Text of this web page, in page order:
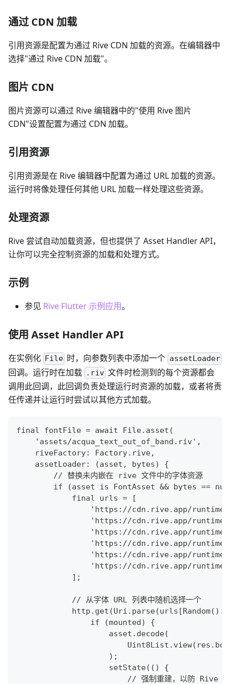
通过 CDN 加载
引用资源是配置为通过 Rive CDN 加载的资源。在编辑器中
选择"通过 Rive CDN 加载"。
图片 CDN
图片资源可以通过 Rive 编辑器中的"使用 Rive 图片
CDN"设置配置为通过 CDN 加载。
引用资源
引用资源是在 Rive 编辑器中配置为通过 URL 加载的资源。
运行时将像处理任何其他 URL 加载一样处理这些资源。
处理资源
Rive 尝试自动加载资源，但也提供了 Asset Handler API，
让你可以完全控制资源的加载和处理方式。
示例
参见 Rive Flutter 示例应用。
使用 Asset Handler API
在实例化 File 时，向参数列表中添加一个 assetLoader
回调。运行时在加载 .riv 文件时检测到的每个资源都会
调用此回调，此回调负责处理运行时资源的加载，或者将责
任传递并让运行时尝试以其他方式加载。
final fontFile = await File.asset(
    'assets/acqua_text_out_of_band.riv',
    riveFactory: Factory.rive,
    assetLoader: (asset, bytes) {
        // 替换未内嵌在 rive 文件中的字体资源
if (asset is FontAsset && bytes ==
            final urls = [
'https://cdn.rive.app/
'https://cdn.rive.app/
'https://cdn.rive.app/
'https://cdn.rive.app/
'https://cdn.rive.app/
'https://cdn.rive.app/
            ];
            // 从字体 URL 列表中随机选择一个
                if (mounted) {
                    asset.decode(
                    );
                    setState(() {
// 强制重建，以防 Rive 图